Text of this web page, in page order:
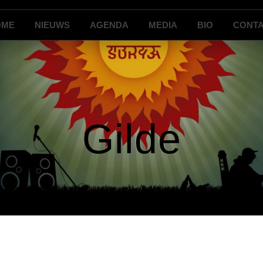
NIEUWS AGENDA MEDIA BIO
Gilde